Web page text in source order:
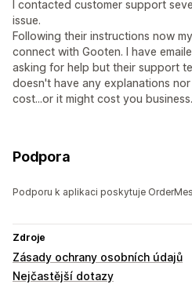
I contacted customer support
issue.
Following their instructions now
connect with Gooten. I have
asking for help but their support
doesn't have any explanations nor
cost...or it might cost you business.
Podpora
Podporu k aplikaci poskytuje
Zdroje
Zásady ochrany osobních údajů
Nejčastější dotazy